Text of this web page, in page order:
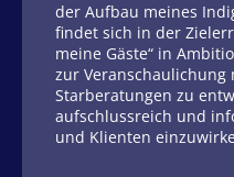
der Aufbau meines
findet sich in der
meine Gäste“ in
zur
Starberatungen zu
aufschlussreich und
und Klienten